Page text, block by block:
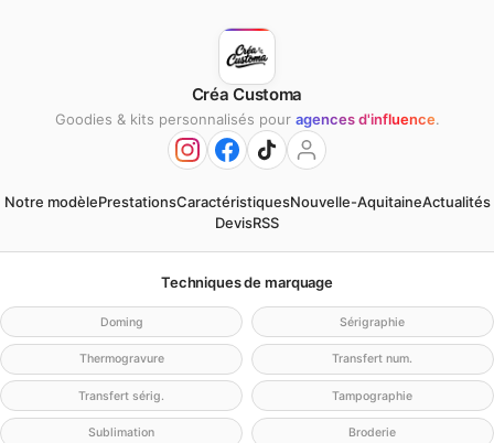
Créa Customa
Goodies & kits personnalisés pour agences d'influence.
Notre modèlePrestationsCaractéristiquesNouvelle-AquitaineActualités
DevisRSS
Techniques de marquage
Doming Sérigraphie
Thermogravure Transfert num.
Transfert sérig. Tampographie
Sublimation Broderie